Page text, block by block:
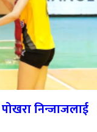
निन्जाजलाई